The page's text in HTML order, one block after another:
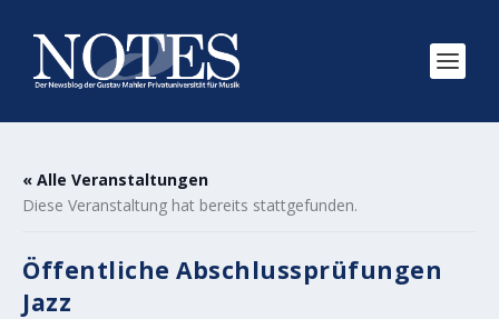
« Alle Veranstaltungen
Diese Veranstaltung hat bereits stattgefunden.
Öffentliche Abschlussprüfungen
Jazz